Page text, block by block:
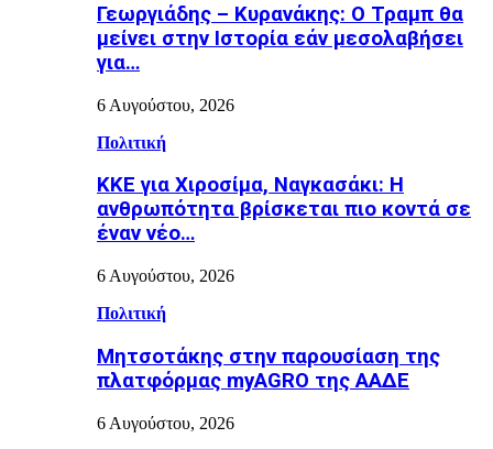
Γεωργιάδης – Κυρανάκης: Ο Τραμπ θα
μείνει στην Ιστορία εάν μεσολαβήσει
για…
6 Αυγούστου, 2026
Πολιτική
ΚΚΕ για Χιροσίμα, Ναγκασάκι: Η
ανθρωπότητα βρίσκεται πιο κοντά σε
έναν νέο…
6 Αυγούστου, 2026
Πολιτική
Μητσοτάκης στην παρουσίαση της
πλατφόρμας myAGRO της ΑΑΔΕ
6 Αυγούστου, 2026